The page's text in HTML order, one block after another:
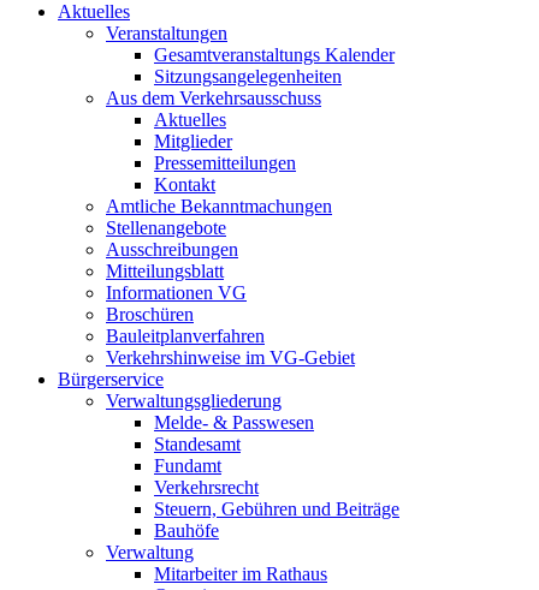
Aktuelles
Veranstaltungen
Gesamtveranstaltungs Kalender
Sitzungsangelegenheiten
Aus dem Verkehrsausschuss
Aktuelles
Mitglieder
Pressemitteilungen
Kontakt
Amtliche Bekanntmachungen
Stellenangebote
Ausschreibungen
Mitteilungsblatt
Informationen VG
Broschüren
Bauleitplanverfahren
Verkehrshinweise im VG-Gebiet
Bürgerservice
Verwaltungsgliederung
Melde- & Passwesen
Standesamt
Fundamt
Verkehrsrecht
Steuern, Gebühren und Beiträge
Bauhöfe
Verwaltung
Mitarbeiter im Rathaus